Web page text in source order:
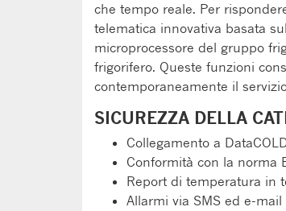
che tempo reale. Per
telematica innovativa basata
microprocessore del gruppo
frigorifero. Queste funzioni
contemporaneamente il
SICUREZZA DELLA
Collegamento a
Conformità con la norma
Report di temperatura in
Allarmi via SMS ed e-mail